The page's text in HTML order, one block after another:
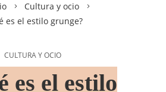
Cultura y ocio
es el estilo grunge?
CULTURA Y OCIO
es el estilo